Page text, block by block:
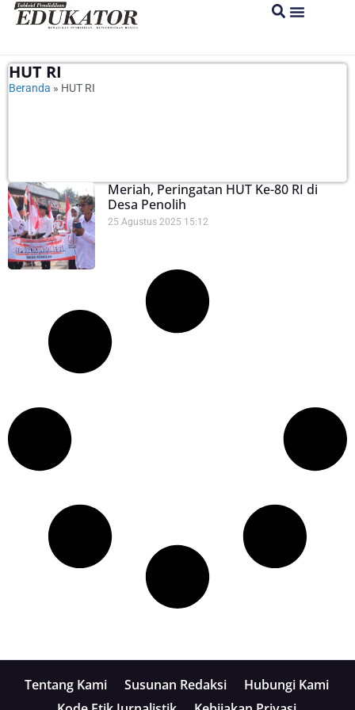
HUT RI
Beranda » HUT RI
Meriah, Peringatan HUT Ke-80 RI di
Desa Penolih
25 Agustus 2025 15:12
Tentang Kami Susunan Redaksi
Hubungi Kami